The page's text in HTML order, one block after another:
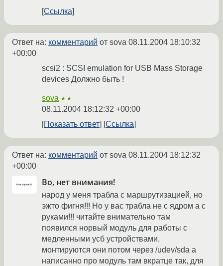
Ссылка
Ответ на: комментарий от sova 08.11.2004 18:10:32
+00:00
scsi2 : SCSI emulation for USB Mass Storage
devices Должно быть !
sova ★★
08.11.2004 18:12:32 +00:00
Показать ответ
Ссылка
Ответ на: комментарий от sova 08.11.2004 18:12:32
+00:00
Во, нет внимания!
народ у меня трабла с маршрутизацией, но
эжто фигня!!! Но у вас трабла не с ядром а с
руками!!! читайте внимательно там
появился норвый модуль для работы с
медленными усб устройствами,
монтируются они потом через /udev/sda а
написанно про модуль там вкратце так, для